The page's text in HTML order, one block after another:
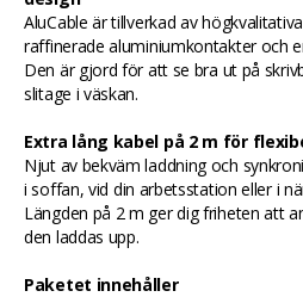
AluCable är tillverkad av
raffinerade aluminiumkontakter och
Den är gjord för att se bra ut på
slitage i väskan.
Extra lång kabel på 2 m för
Njut av bekväm laddning och
i soffan, vid din arbetsstation eller i
Längden på 2 m ger dig friheten att
den laddas upp.
Paketet innehåller